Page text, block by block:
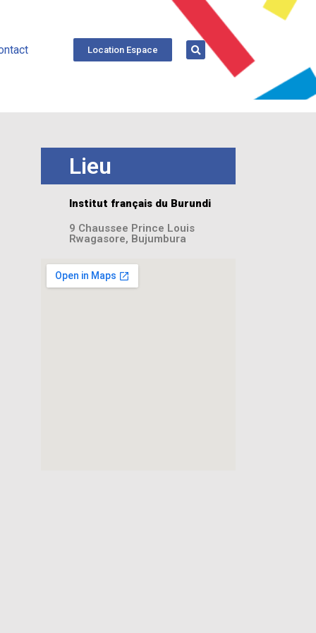
Location Espace
Lieu
Institut français du Burundi
9 Chaussee Prince Louis
Rwagasore, Bujumbura